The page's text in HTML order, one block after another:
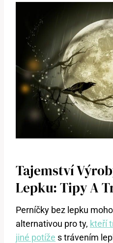
Tajemství
Lepku: Tipy A
Perníčky bez lepku
alternativou pro ty, kteří
jiné potíže s trávením